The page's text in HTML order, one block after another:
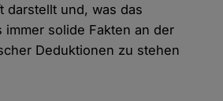
darstellt und, was das
immer solide Fakten an der
Deduktionen zu stehen